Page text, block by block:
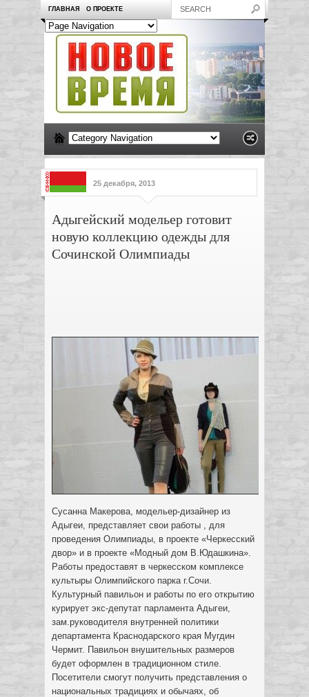
ГЛАВНАЯ О ПРОЕКТЕ
25 декабря, 2013
Адыгейский модельер готовит
новую коллекцию одежды для
Сочинской Олимпиады
Сусанна Макерова, модельер-дизайнер из
Адыгеи, представляет свои работы , для
проведения Олимпиады, в проекте «Черкесский
двор» и в проекте «Модный дом В.Юдашкина».
Работы предоставят в черкесском комплексе
культыры Олимпийского парка г.Сочи.
Культурный павильон и работы по его открытию
курирует экс-депутат парламента Адыгеи,
зам.руководителя внутренней политики
департамента Краснодарского края Мугдин
Чермит. Павильон внушительных размеров
будет оформлен в традиционном стиле.
Посетители смогут получить представления о
национальных традициях и обычаях, об